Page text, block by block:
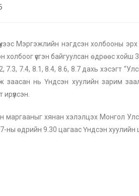
Мэргэжлийн нэгдсэн холбооны эрх
үүсгэн байгуулсан өдрөөс хойш
7.3, 7.4, 8.1, 8.4, 8.6, 8.7 дахь хэсэгт
заасан нь Үндсэн хуулийн зарим
маргааныг хянан хэлэлцэх Монгол
ны өдрийн 9.30 цагаас Үндсэн